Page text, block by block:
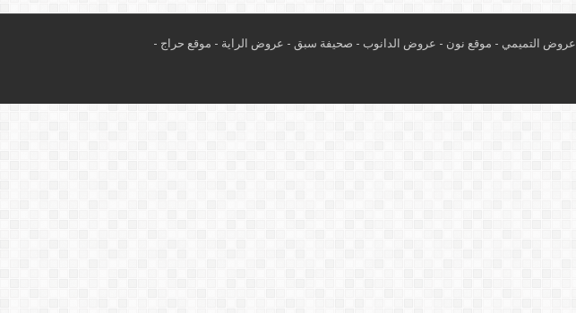
عروض التميمي - موقع نون - عروض الدانوب - صحيفة سبق - عروض الراية - موقع حراج -